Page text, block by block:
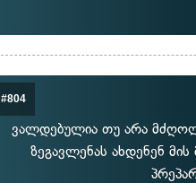
#804
ვალდებულია თუ არა
ზეგავლენას ახდენენ